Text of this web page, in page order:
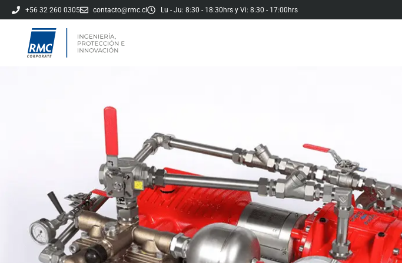
+56 32 260 0305​ contacto@rmc.cl Lu - Ju: 8:30 - 18:30hrs y Vi: 8:30 - 17:00hrs